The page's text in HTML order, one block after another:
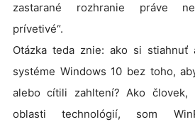
zastarané rozhranie práve
prívetivé“.
Otázka teda znie: ako si stiahnuť
systéme Windows 10 bez toho,
alebo cítili zahltení? Ako
oblasti technológií, som